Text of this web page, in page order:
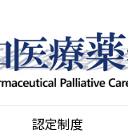
認定制度